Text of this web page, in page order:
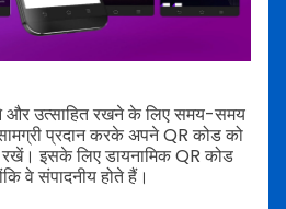
उत्साहित रखने के लिए समय-समय
प्रदान करके अपने QR कोड को
इसके लिए डायनामिक QR कोड
वे संपादनीय होते हैं।